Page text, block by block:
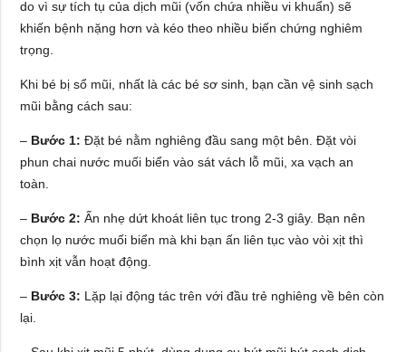
do vì sự tích tụ của dịch mũi (vốn chứa nhiều vi khuẩn) sẽ
khiến bệnh nặng hơn và kéo theo nhiều biến chứng nghiêm
trọng.
Khi bé bị sổ mũi, nhất là các bé sơ sinh, bạn cần vệ sinh sạch
mũi bằng cách sau:
– Bước 1: Đặt bé nằm nghiêng đầu sang một bên. Đặt vòi
phun chai nước muối biển vào sát vách lỗ mũi, xa vạch an
toàn.
– Bước 2: Ấn nhẹ dứt khoát liên tục trong 2-3 giây. Bạn nên
chọn lọ nước muối biển mà khi bạn ấn liên tục vào vòi xịt thì
bình xịt vẫn hoạt động.
– Bước 3: Lặp lại động tác trên với đầu trẻ nghiêng về bên còn
lại.